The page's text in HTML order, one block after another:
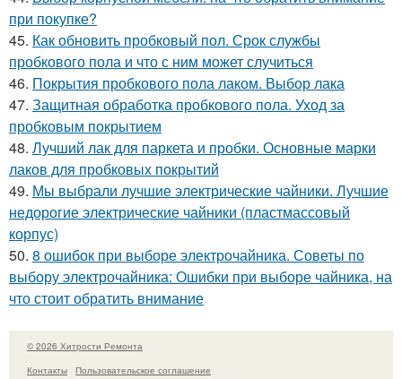
при покупке?
45. Как обновить пробковый пол. Срок службы
пробкового пола и что с ним может случиться
46. Покрытия пробкового пола лаком. Выбор лака
47. Защитная обработка пробкового пола. Уход за
пробковым покрытием
48. Лучший лак для паркета и пробки. Основные марки
лаков для пробковых покрытий
49. Мы выбрали лучшие электрические чайники. Лучшие
недорогие электрические чайники (пластмассовый
корпус)
50. 8 ошибок при выборе электрочайника. Советы по
выбору электрочайника: Ошибки при выборе чайника, на
что стоит обратить внимание
© 2026 Хитрости Ремонта
Контакты
Пользовательское соглашение